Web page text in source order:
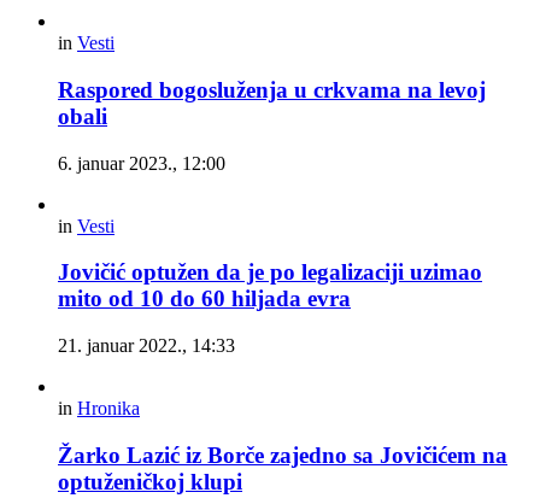
in Vesti
Raspored bogosluženja u crkvama na levoj
obali
6. januar 2023., 12:00
in Vesti
Jovičić optužen da je po legalizaciji uzimao
mito od 10 do 60 hiljada evra
21. januar 2022., 14:33
in Hronika
Žarko Lazić iz Borče zajedno sa Jovičićem na
optuženičkoj klupi